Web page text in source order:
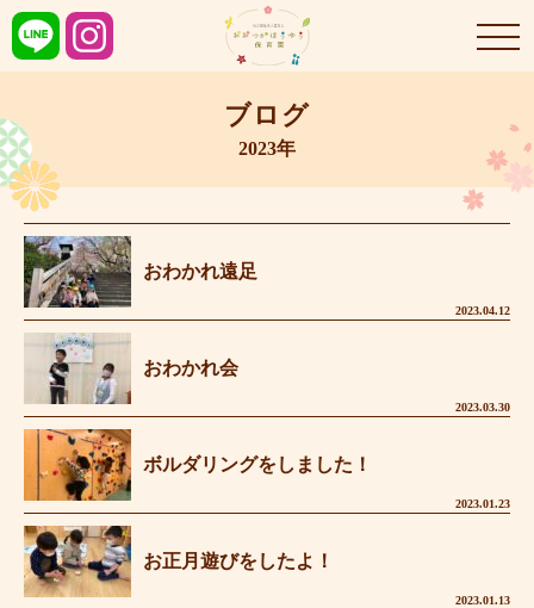
ブログ
2023年
2023.04.12
おわかれ遠足
2023.03.30
おわかれ会
2023.01.23
ボルダリングをしました！
2023.01.13
お正月遊びをしたよ！